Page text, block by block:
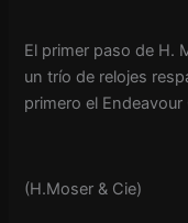
El primer paso de H.
un trío de relojes
primero el
(H.Moser & Cie)